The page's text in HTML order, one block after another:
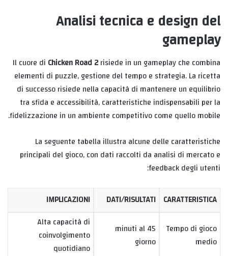
Analisi tecnica e design del
gameplay
Il cuore di Chicken Road 2risiede in un gameplay che combina
elementi di puzzle, gestione del tempo e strategia. La ricetta
di successo risiede nella capacità di mantenere un equilibrio
tra sfida e accessibilità, caratteristiche indispensabili per la
fidelizzazione in un ambiente competitivo come quello mobile.
La seguente tabella illustra alcune delle caratteristiche
principali del gioco, con dati raccolti da analisi di mercato e
feedback degli utenti:
CARATTERISTICA
DATI/RISULTATI
IMPLICAZIONI
Tempo di gioco
medio
45 minuti al
giorno
Alta capacità di
coinvolgimento
quotidiano